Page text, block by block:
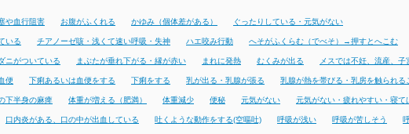
や血行阻害 お腹がふくれる かゆみ（個体差がある） ぐったりしている・元気がない
いる チアノーゼ咳・浅くて速い呼吸・失神 ハエ咬み行動 へそがふくらむ（でべそ）→押すとへこむ
ニがついている まぶたが垂れ下がる・縁が赤い まれに発熱 むくみが出る メスでは不妊、流産、
便 下痢あるいは血便をする 下痢をする 乳が出る・乳腺が張る 乳腺が熱を帯びる・乳房を触られる
下半身の麻痺 体重が増える（肥満） 体重減少 便秘 元気がない 元気がない・疲れやすい・寝て
口内炎がある、口の中が出血している 吐くような動作をする(空嘔吐) 呼吸が浅い 呼吸が苦しそう